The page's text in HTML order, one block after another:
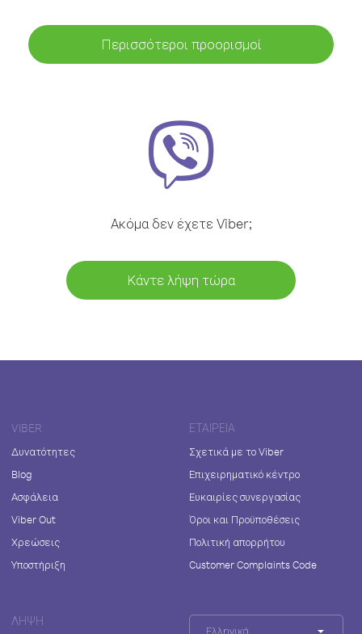
Περισσότεροι προορισμοί
Ακόμα δεν έχετε Viber;
Κάντε λήψη τώρα
VIBER
Δυνατότητες
Blog
Ασφάλεια
Viber Out
Χρεώσεις
Υποστήριξη
ΕΤΑΙΡΕΊΑ
Σχετικά με το Viber
Επιχειρηματικό κέντρο
Ευκαιρίες συνεργασίας
Όροι και Προϋποθέσεις
Πολιτική απορρήτου
Customer Complaints Code
ΛΉΨΗ
Ελληνικά